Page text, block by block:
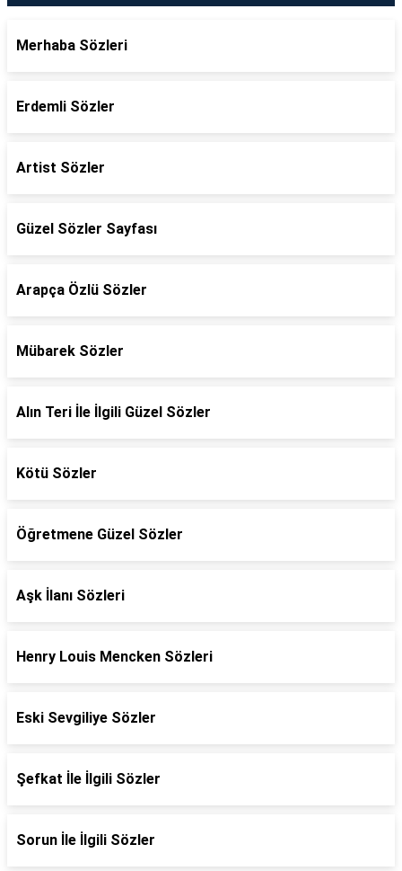
Merhaba Sözleri
Erdemli Sözler
Artist Sözler
Güzel Sözler Sayfası
Arapça Özlü Sözler
Mübarek Sözler
Alın Teri İle İlgili Güzel Sözler
Kötü Sözler
Öğretmene Güzel Sözler
Aşk İlanı Sözleri
Henry Louis Mencken Sözleri
Eski Sevgiliye Sözler
Şefkat İle İlgili Sözler
Sorun İle İlgili Sözler